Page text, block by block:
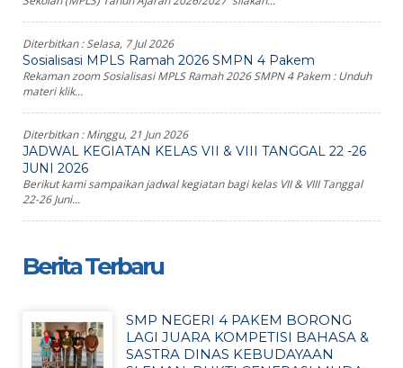
Diterbitkan :Selasa, 7 Jul 2026
Sosialisasi MPLS Ramah 2026 SMPN 4 Pakem
Rekaman zoom Sosialisasi MPLS Ramah 2026 SMPN 4 Pakem : Unduh
materi klik...
Diterbitkan :Minggu, 21 Jun 2026
JADWAL KEGIATAN KELAS VII & VIII TANGGAL 22 -26
JUNI 2026
Berikut kami sampaikan jadwal kegiatan bagi kelas VII & VIII Tanggal
22-26 Juni...
Berita Terbaru
SMP NEGERI 4 PAKEM BORONG
LAGI JUARA KOMPETISI BAHASA &
SASTRA DINAS KEBUDAYAAN